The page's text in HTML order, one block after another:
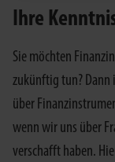
Ihre
Sie möchten
zukünftig tun? Dann
über
wenn wir uns über
verschafft haben.